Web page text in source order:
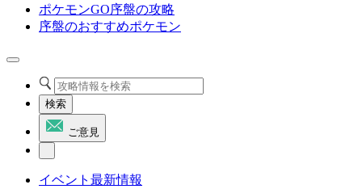
ポケモンGO序盤の攻略
序盤のおすすめポケモン
検索
ご意見
イベント最新情報